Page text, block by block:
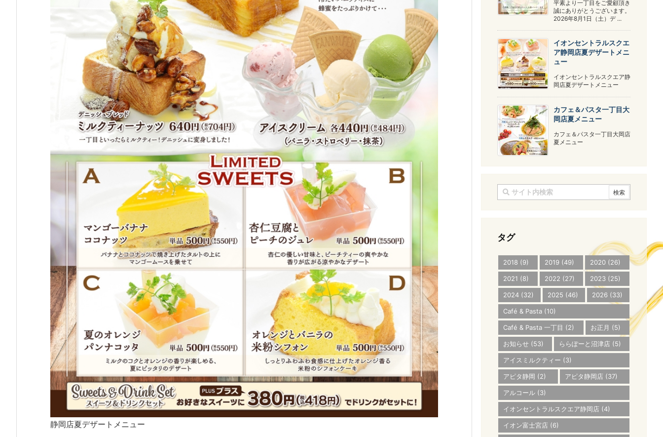
静岡店夏デザートメニュー
平素より一丁目をご愛顧頂き
誠にありがとうございます。
2026年8月1日（土）デ ...
イオンセントラルスクエ
ア静岡店夏デザートメニ
ュー
イオンセントラルスクエア静
岡店夏デザートメニュー
カフェ＆パスタ一丁目大
岡店夏メニュー
カフェ＆パスタ一丁目大岡店
夏メニュー
タグ
2018 (9) 2019 (49) 2020 (26)
2021 (8) 2022 (27) 2023 (25)
2024 (32) 2025 (46) 2026 (33)
Café & Pasta (10)
Café & Pasta 一丁目 (2) お正月 (5)
お知らせ (53) ららぽーと沼津店 (5)
アイスミルクティー (3)
アピタ静岡 (2) アピタ静岡店 (37)
アルコール (3)
イオンセントラルスクエア静岡店 (4)
イオン富士宮店 (6)